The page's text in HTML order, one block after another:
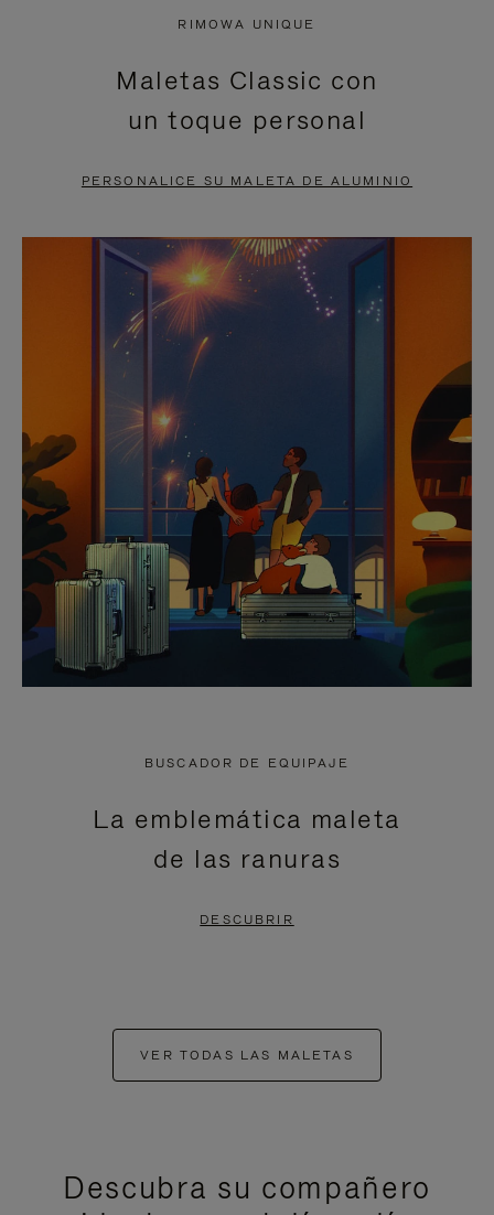
PAUSADO,
PULSE
PARA
ESTÁ
DESACTIVADO:
PULSE
ACTIVARLO.
RIMOWA UNIQUE
Maletas Classic con
un toque personal
PERSONALICE SU MALETA DE ALUMINIO
BUSCADOR DE EQUIPAJE
La emblemática maleta
de las ranuras
DESCUBRIR
VER TODAS LAS MALETAS
Descubra su compañero